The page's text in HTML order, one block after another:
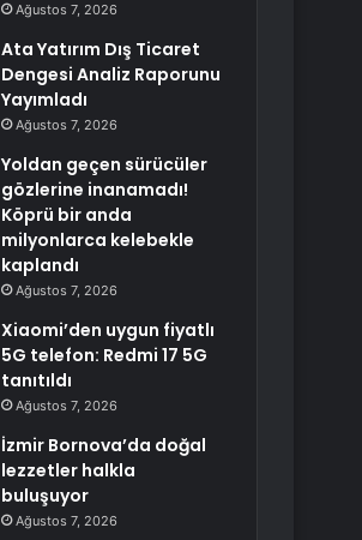
Ağustos 7, 2026
Ata Yatırım Dış Ticaret
Dengesi Analiz Raporunu
Yayımladı
Ağustos 7, 2026
Yoldan geçen sürücüler
gözlerine inanamadı!
Köprü bir anda
milyonlarca kelebekle
kaplandı
Ağustos 7, 2026
Xiaomi’den uygun fiyatlı
5G telefon: Redmi 17 5G
tanıtıldı
Ağustos 7, 2026
İzmir Bornova’da doğal
lezzetler halkla
buluşuyor
Ağustos 7, 2026